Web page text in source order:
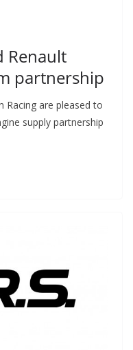
Renault
partnership
Racing are pleased to
supply partnership